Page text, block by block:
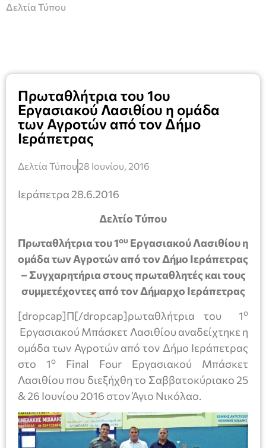
Δελτία Τύπου
Πρωταθλήτρια του 1ου
Εργασιακού Λασιθίου η ομάδα
των Αγροτών από τον Δήμο
Ιεράπετρας
Δελτία Τύπου 28 Ιουνίου, 2016
Ιεράπετρα 28.6.2016
Δελτίο Τύπου
Πρωταθλήτρια του 1ου Εργασιακού Λασιθίου η
ομάδα των Αγροτών από τον Δήμο Ιεράπετρας
– Συγχαρητήρια στους πρωταθλητές και τους
συμμετέχοντες από τον Δήμαρχο Ιεράπετρας
[dropcap]Π[/dropcap]ρωταθλήτρια του 1ο
Εργασιακού Μπάσκετ Λασιθίου αναδείχτηκε η
ομάδα των Αγροτών από τον Δήμο Ιεράπετρας
στο 1ο
Final Four Εργασιακού Μπάσκετ
Λασιθίου που διεξήχθη το Σαββατοκύριακο 25
& 26 Ιουνίου 2016 στον Άγιο Νικόλαο.